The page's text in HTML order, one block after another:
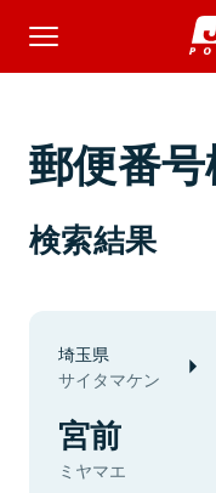
郵便番
検索結果
埼玉県
サイタマケン
宮前
ミヤマエ